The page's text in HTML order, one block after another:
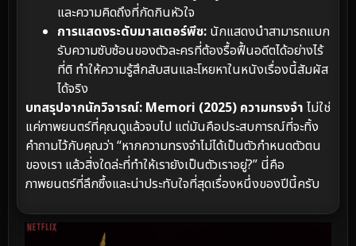
และความคิดถึงที่กัดกินหัวใจ
การแสดงระดับมาสเตอร์พีซ: นักแสดงนำสามารถแบก
รับความซับซ้อนของตัวละครที่ต้องรื้อฟื้นอดีตได้อย่างไร้
ที่ติ ทำให้ความรู้สึกสับสนและโหยหาในหนังเรื่องนี้สัมผัส
ได้จริง
บทสรุปจากนักวิจารณ์: Memori (2025) ความทรงจำ ไม่ใช่
แค่ภาพยนตร์ที่คุณดูแล้วจบไป แต่มันคือประสบการณ์ที่จะทิ้ง
คำถามไว้กับคุณว่า “หากความทรงจำไม่ได้เป็นตัวกำหนดตัวตน
ของเรา แล้วสิ่งใดล่ะที่ทำให้เรายังเป็นตัวเราอยู่?” นี่คือ
ภาพยนตร์ที่ลึกซึ้งและน่าประทับใจที่สุดเรื่องหนึ่งของปีนี้ครับ